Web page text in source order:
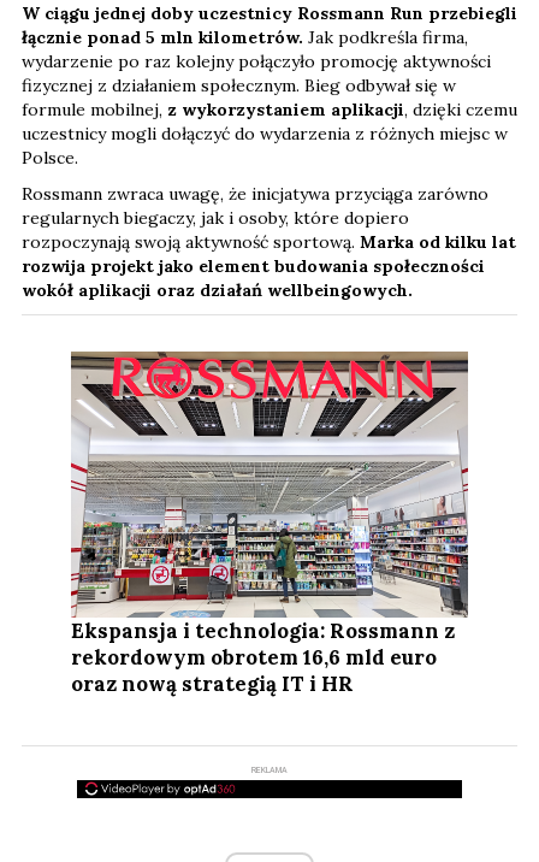
W ciągu jednej doby uczestnicy Rossmann Run przebiegli
łącznie ponad 5 mln kilometrów. Jak podkreśla firma,
wydarzenie po raz kolejny połączyło promocję aktywności
fizycznej z działaniem społecznym. Bieg odbywał się w
formule mobilnej, z wykorzystaniem aplikacji, dzięki czemu
uczestnicy mogli dołączyć do wydarzenia z różnych miejsc w
Polsce.
Rossmann zwraca uwagę, że inicjatywa przyciąga zarówno
regularnych biegaczy, jak i osoby, które dopiero
rozpoczynają swoją aktywność sportową. Marka od kilku lat
rozwija projekt jako element budowania społeczności
wokół aplikacji oraz działań wellbeingowych.
Ekspansja i technologia: Rossmann z
rekordowym obrotem 16,6 mld euro
oraz nową strategią IT i HR
REKLAMA